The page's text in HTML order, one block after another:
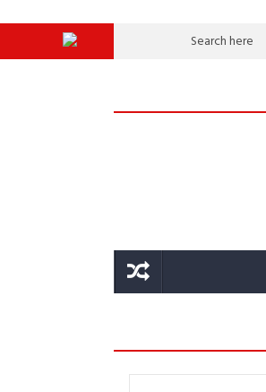
عندما يصبح التخطيط خط الدفاع الأول